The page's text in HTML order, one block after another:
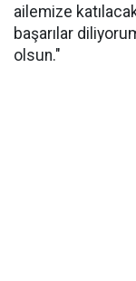
ailemize
başarılar
olsun."